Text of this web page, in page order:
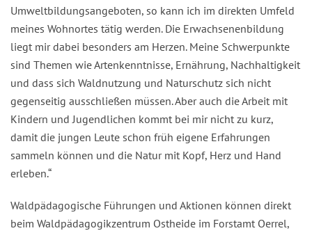
Umweltbildungsangeboten, so kann ich im direkten Umfeld
meines Wohnortes tätig werden. Die Erwachsenenbildung
liegt mir dabei besonders am Herzen. Meine Schwerpunkte
sind Themen wie Artenkenntnisse, Ernährung, Nachhaltigkeit
und dass sich Waldnutzung und Naturschutz sich nicht
gegenseitig ausschließen müssen. Aber auch die Arbeit mit
Kindern und Jugendlichen kommt bei mir nicht zu kurz,
damit die jungen Leute schon früh eigene Erfahrungen
sammeln können und die Natur mit Kopf, Herz und Hand
erleben.“
Waldpädagogische Führungen und Aktionen können direkt
beim Waldpädagogikzentrum Ostheide im Forstamt Oerrel,